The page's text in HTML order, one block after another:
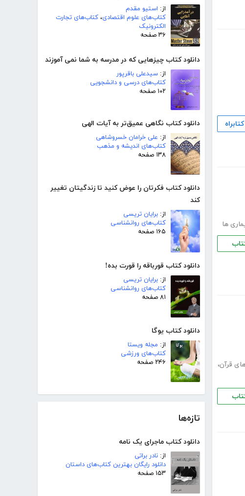
از: استیو مقدم
کتاب‌های علوم اقتصادی، کتاب‌های تجارت
الکترونیک
۳۶ صفحه
دانلود کتاب چیزهایی که در مدرسه به شما نمی آموزند
از: سیدعلی باقرپور
کتاب‌های درسی و دانشجویی
۱۰۲ صفحه
دانلود کتاب نگاهی عمیق‌تر به آیات الهی
از: علی خرامان خسروشاهی
کتاب‌های اندیشه و مذهب
۱۳۸ صفحه
دانلود کتاب فکرتان را عوض کنید تا زندگیتان تغییر
کند
از: برایان تریسی
کتاب‌های روانشناسی
۱۶۵ صفحه
دانلود کتاب قورباقه را قورت بده!
از: برایان تریسی
کتاب‌های روانشناسی
۸۱ صفحه
دانلود کتاب یوگا
از: مجله ویستا
کتاب‌های ورزشی
۲۴۶ صفحه
تازه‌ها
دانلود کتاب ماجرای یک نامه
از: نادر براتی
دانلود رایگان بهترین کتاب‌های داستان
۱۵۳ صفحه
ها
قرآن،